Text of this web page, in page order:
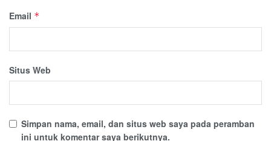
Email *
Situs Web
Simpan nama, email, dan situs web saya pada peramban
ini untuk komentar saya berikutnya.